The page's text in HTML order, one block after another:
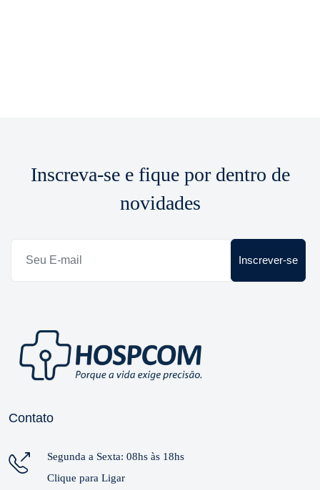
Inscreva-se e fique por dentro de
novidades
Inscrever-se
Contato
Segunda a Sexta: 08hs às 18hs
Clique para Ligar